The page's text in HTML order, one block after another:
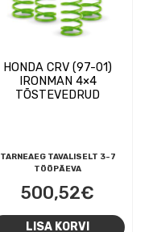
HONDA CRV (97-01)
IRONMAN 4×4
TÕSTEVEDRUD
TARNEAEG TAVALISELT 3-7
TÖÖPÄEVA
500,52€
LISA KORVI